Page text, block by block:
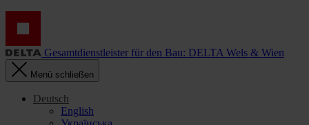
Gesamtdienstleister für den Bau: DELTA Wels & Wien
Menü schließen
Deutsch
English